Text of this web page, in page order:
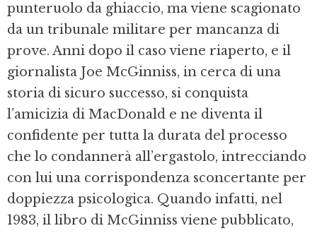
punteruolo da ghiaccio, ma viene scagionato
da un tribunale militare per mancanza di
prove. Anni dopo il caso viene riaperto, e il
giornalista Joe McGinniss, in cerca di una
storia di sicuro successo, si conquista
l’amicizia di MacDonald e ne diventa il
confidente per tutta la durata del processo
che lo condannerà all’ergastolo, intrecciando
con lui una corrispondenza sconcertante per
doppiezza psicologica. Quando infatti, nel
1983, il libro di McGinniss viene pubblicato,